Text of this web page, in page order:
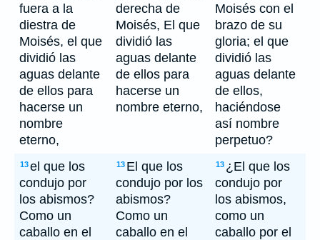
fuera a la
diestra de
Moisés, el que
dividió las
aguas delante
de ellos para
hacerse un
nombre
eterno,
derecha de
Moisés, El que
dividió las
aguas delante
de ellos para
hacerse un
nombre eterno,
Moisés con el
brazo de su
gloria; el que
dividió las
aguas delante
de ellos,
haciéndose
así nombre
perpetuo?
13el que los
condujo por
los abismos?
Como un
caballo en el
13 El que los
condujo por los
abismos?
Como un
caballo en el
13 ¿El que los
condujo por
los abismos,
como un
caballo por el